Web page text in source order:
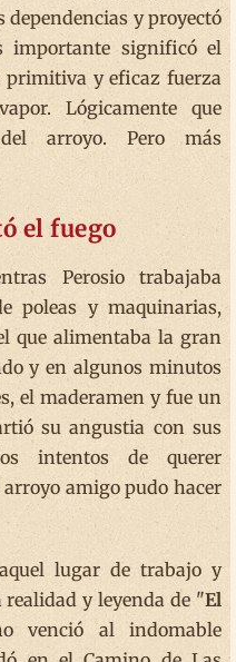
y proyectó
importante significó el
primitiva y eficaz fuerza
Lógicamente que
arroyo. Pero más
el fuego
Perosio trabajaba
poleas y maquinarias,
que alimentaba la gran
y en algunos minutos
el maderamen y fue un
su angustia con sus
intentos de querer
amigo pudo hacer
lugar de trabajo y
y leyenda de "El
venció al indomable